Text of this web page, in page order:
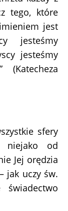
tego, które
jest
jesteśmy
jesteśmy
sfery
niejako od
Jej orędzia
jak uczy św.
świadectwo